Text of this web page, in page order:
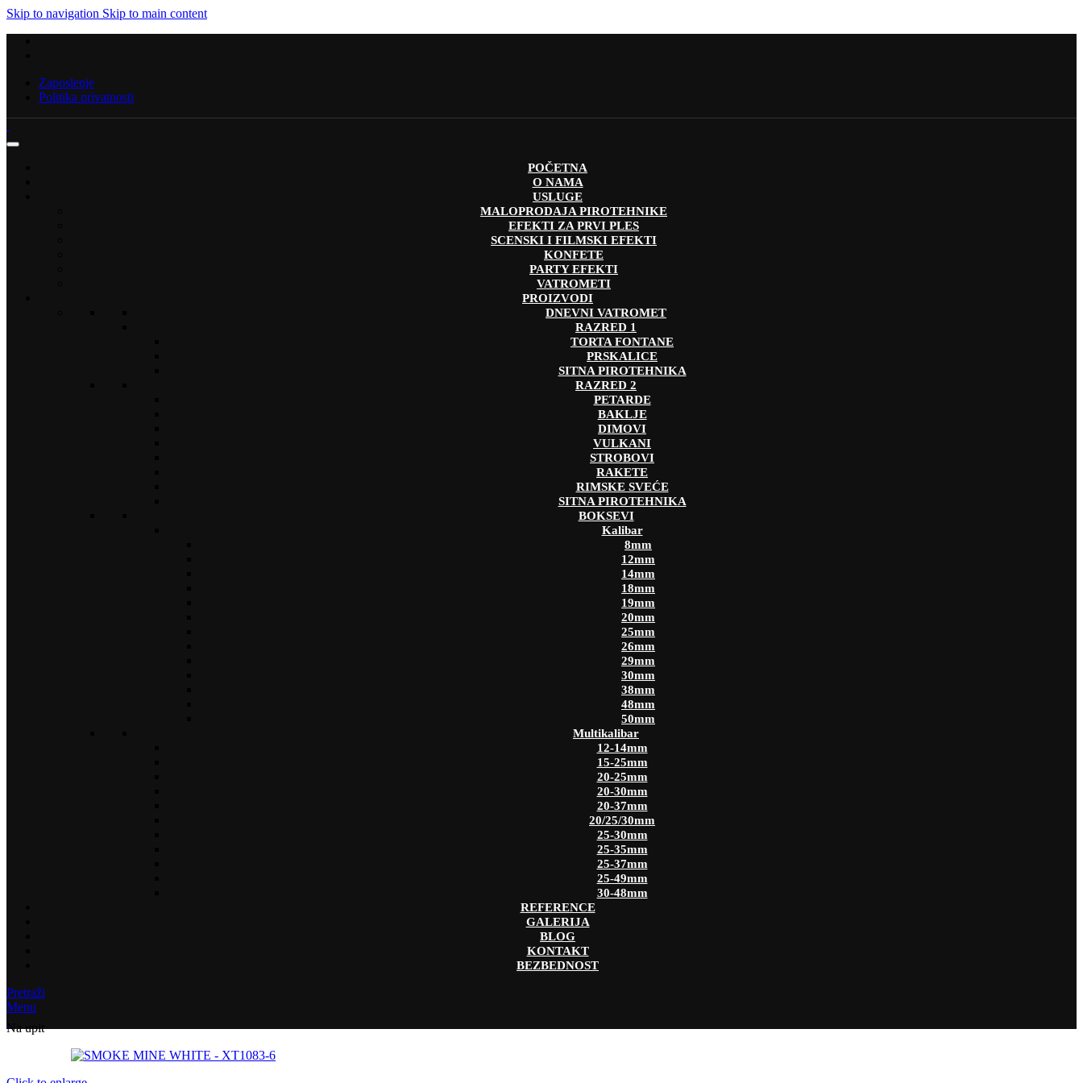
Skip to navigation Skip to main content
Zaposlenje
Politika privatnosti
POČETNA
O NAMA
USLUGE
MALOPRODAJA PIROTEHNIKE
EFEKTI ZA PRVI PLES
SCENSKI I FILMSKI EFEKTI
KONFETE
PARTY EFEKTI
VATROMETI
PROIZVODI
DNEVNI VATROMET
RAZRED 1
TORTA FONTANE
PRSKALICE
SITNA PIROTEHNIKA
RAZRED 2
PETARDE
BAKLJE
DIMOVI
VULKANI
STROBOVI
RAKETE
RIMSKE SVEĆE
SITNA PIROTEHNIKA
BOKSEVI
Kalibar
8mm
12mm
14mm
18mm
19mm
20mm
25mm
26mm
29mm
30mm
38mm
48mm
50mm
Multikalibar
12-14mm
15-25mm
20-25mm
20-30mm
20-37mm
20/25/30mm
25-30mm
25-35mm
25-37mm
25-49mm
30-48mm
REFERENCE
GALERIJA
BLOG
KONTAKT
BEZBEDNOST
Pretraži
Menu
Na upit